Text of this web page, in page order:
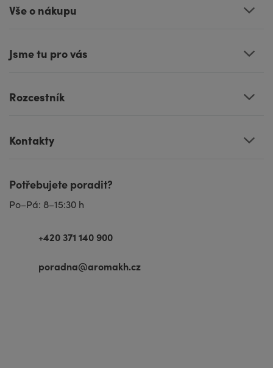
Vše o nákupu
Jsme tu pro vás
Rozcestník
Kontakty
Potřebujete poradit?
Po–Pá: 8–15:30 h
+420 371 140 900
poradna@aromakh.cz